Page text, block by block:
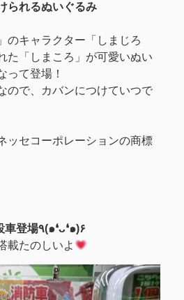
られるぬいぐるみ
のキャラクター「しまじろ
た「しまころ」が可愛いぬい
って登場！
ので、カバンにつけていつで
ッセコーポレーションの商標
‎メガBIG消防車＆建設車‎登場٩(๑❛ᴗ❛๑)۶
載たのしいよ